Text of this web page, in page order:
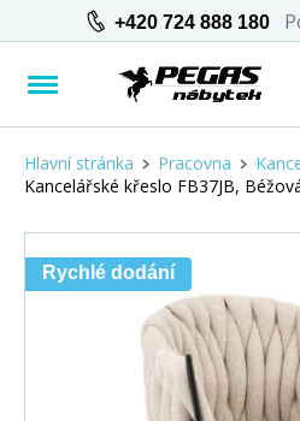
+420 724 888 180
Hlavní stránka Pracovna
Kancelářské křeslo FB37JB,
Rychlé dodání